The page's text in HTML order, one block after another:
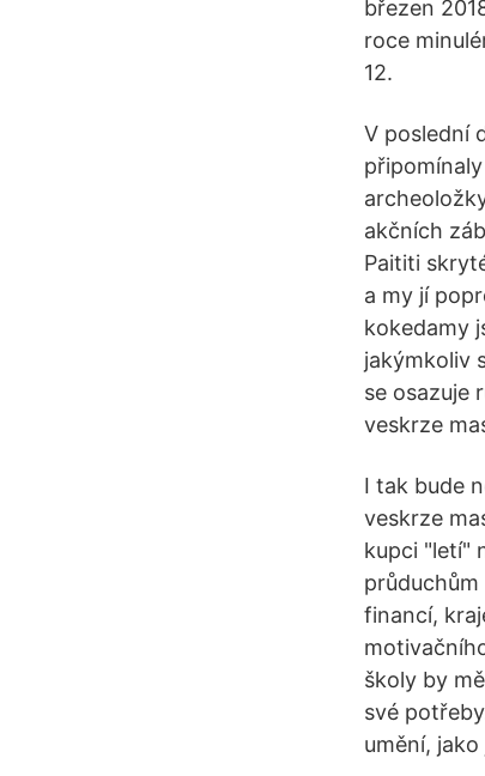
březen
roce
12.
V poslední
akčních
Paititi
a my jí
kokedamy
jakýmkoliv
se osazuje
veskrze
I tak bude
veskrze
kupci "letí"
financí,
školy by
své
umění,